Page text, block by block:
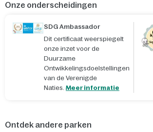
Onze onderscheidingen
SDG Ambassador
Dit certificaat weerspiegelt
onze inzet voor de
Duurzame
Ontwikkelingsdoelstellingen
van de Verenigde
Naties. Meer informatie
Ontdek andere parken